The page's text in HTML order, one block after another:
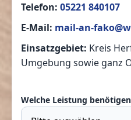
Telefon: 05221 840107
E-Mail: mail-an-
Einsatzgebiet: Kreis
Umgebung sowie ganz
Welche Leistung benötigen